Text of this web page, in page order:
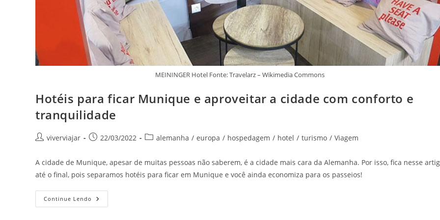
MEININGER Hotel Fonte: Travelarz – Wikimedia Commons
Hotéis para ficar Munique e aproveitar a cidade com conforto e
tranquilidade
Autor
post:
viverviajar
Post22/03/2022
Categoria
post:
alemanha / europa / hospedagem / hotel / turismo / Viagem
A cidade de Munique, apesar de muitas pessoas não saberem, é a cidade mais cara da Alemanha. Por isso, fica nesse
até o final, pois separamos hotéis para ficar em Munique e você ainda economiza para os passeios!
Continue Lendo Hotéis
Para